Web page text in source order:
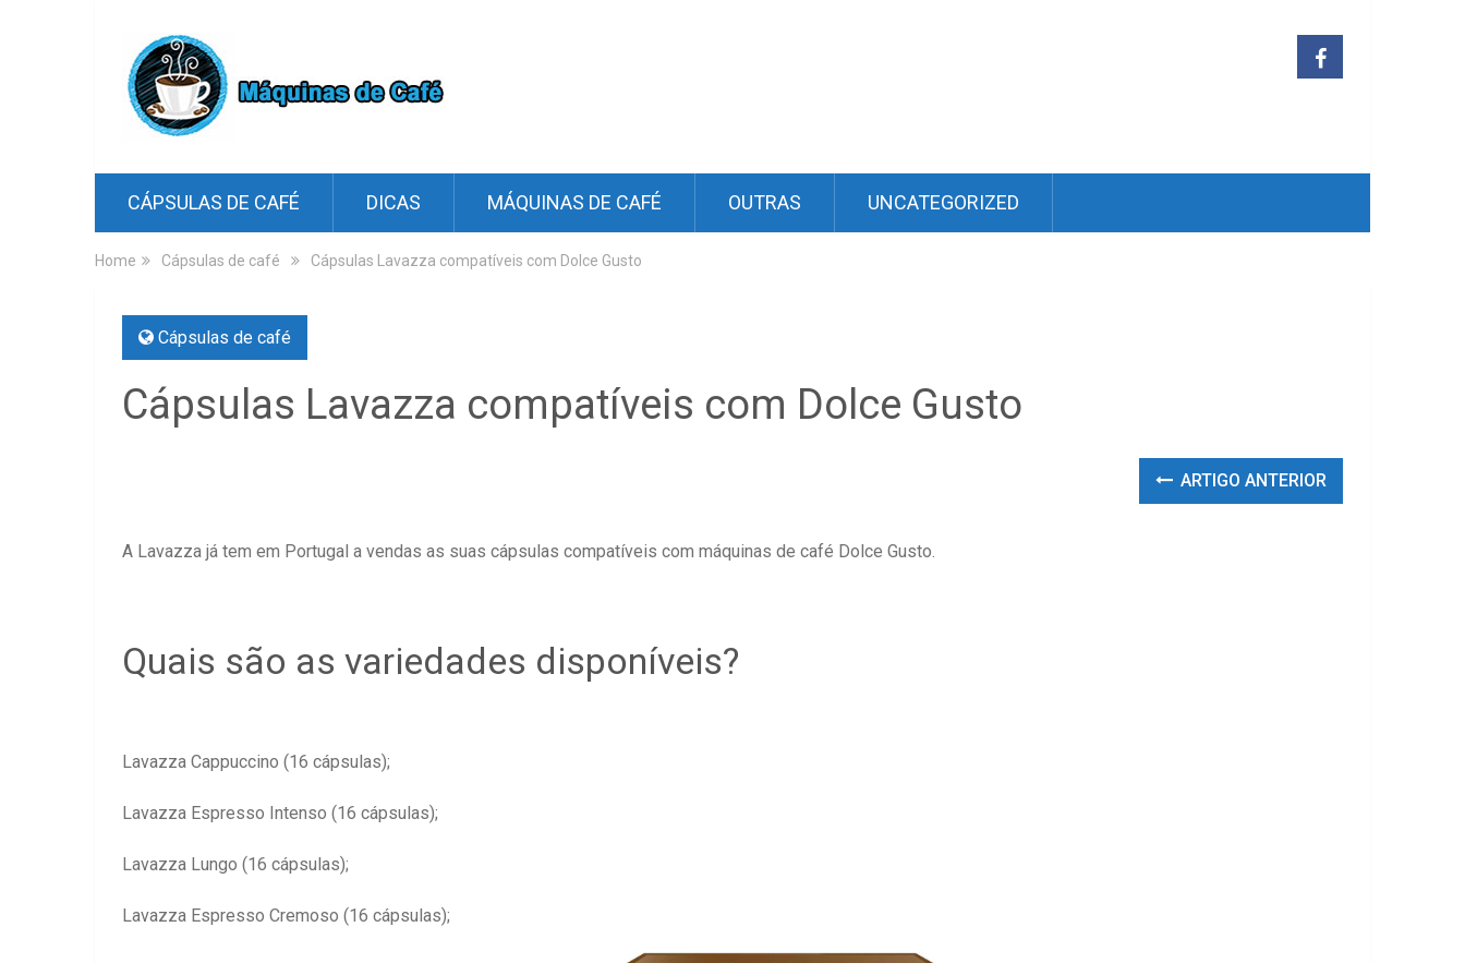
CÁPSULAS DE CAFÉ DICAS MÁQUINAS DE CAFÉ OUTRAS UNCATEGORIZED
Home Cápsulas de café Cápsulas Lavazza compatíveis com Dolce Gusto
Cápsulas de café
Cápsulas Lavazza compatíveis com Dolce Gusto
ARTIGO ANTERIOR
A Lavazza já tem em Portugal a vendas as suas cápsulas compatíveis com máquinas de café Dolce Gusto.
Quais são as variedades disponíveis?
Lavazza Cappuccino (16 cápsulas);
Lavazza Espresso Intenso (16 cápsulas);
Lavazza Lungo (16 cápsulas);
Lavazza Espresso Cremoso (16 cápsulas);